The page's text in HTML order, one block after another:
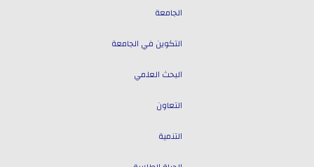
الجامعة
التكوين في الجامعة
البحث العلمي
التعاون
التنمية